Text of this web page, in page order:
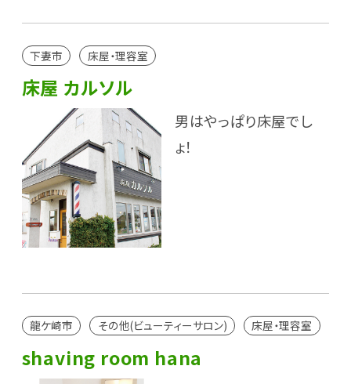
下妻市 床屋・理容室
床屋 カルソル
男はやっぱり床屋でし
ょ！
龍ケ崎市 その他(ビューティーサロン) 床屋・理容室
shaving room hana